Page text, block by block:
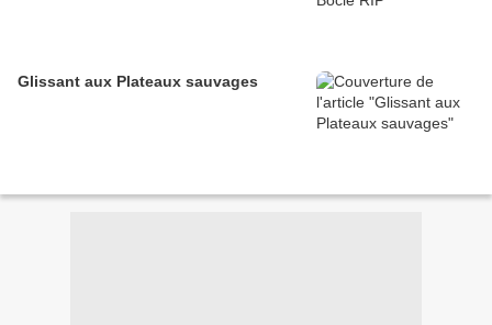
Glissant aux Plateaux sauvages